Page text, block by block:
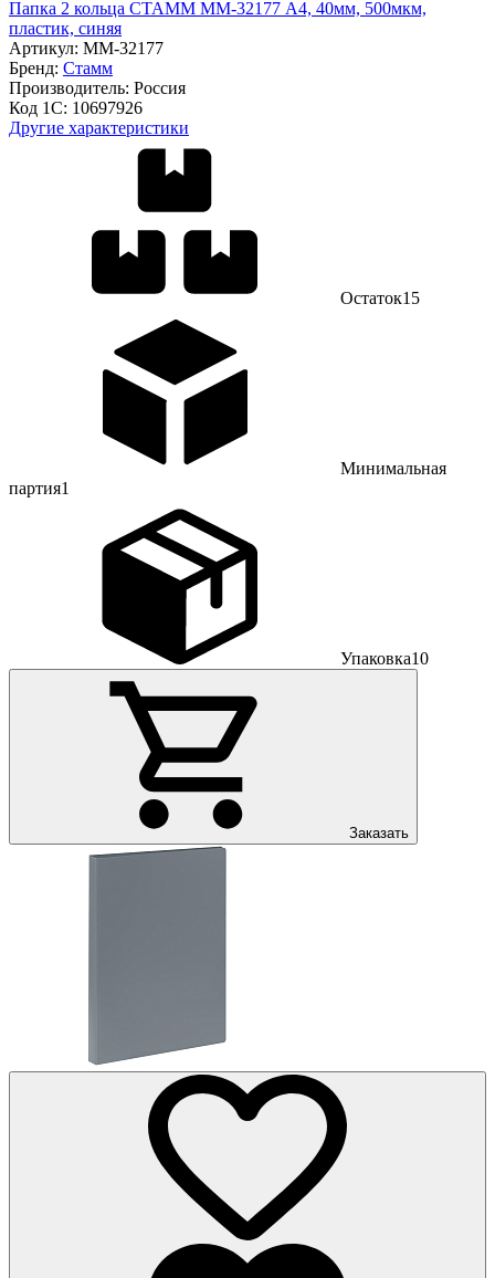
Папка 2 кольца СТАММ ММ-32177 А4, 40мм, 500мкм,
пластик, синяя
Артикул: ММ-32177
Бренд: Стамм
Производитель: Россия
Код 1С: 10697926
Другие характеристики
Остаток15
Минимальная
партия1
Упаковка10
Заказать